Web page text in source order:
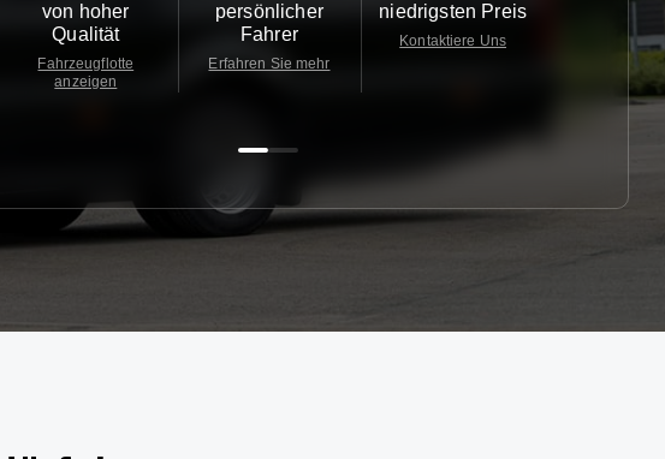
von hoher
Qualität
Fahrzeugflotte
anzeigen
persönlicher
Fahrer
Erfahren Sie mehr
niedrigsten Preis
Kontaktiere Uns Kontaktiere